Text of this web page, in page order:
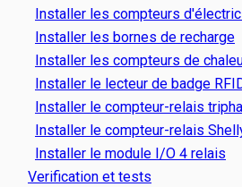
Installer les compteurs
Installer les bornes de recharge
Installer les compteurs de
Installer le lecteur de badge
Installer le compteur-relais
Installer le compteur-relais
Installer le module I/O 4 relais
Verification et tests